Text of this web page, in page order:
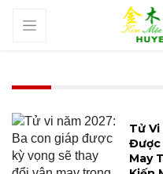
Tử Vi
Được
May